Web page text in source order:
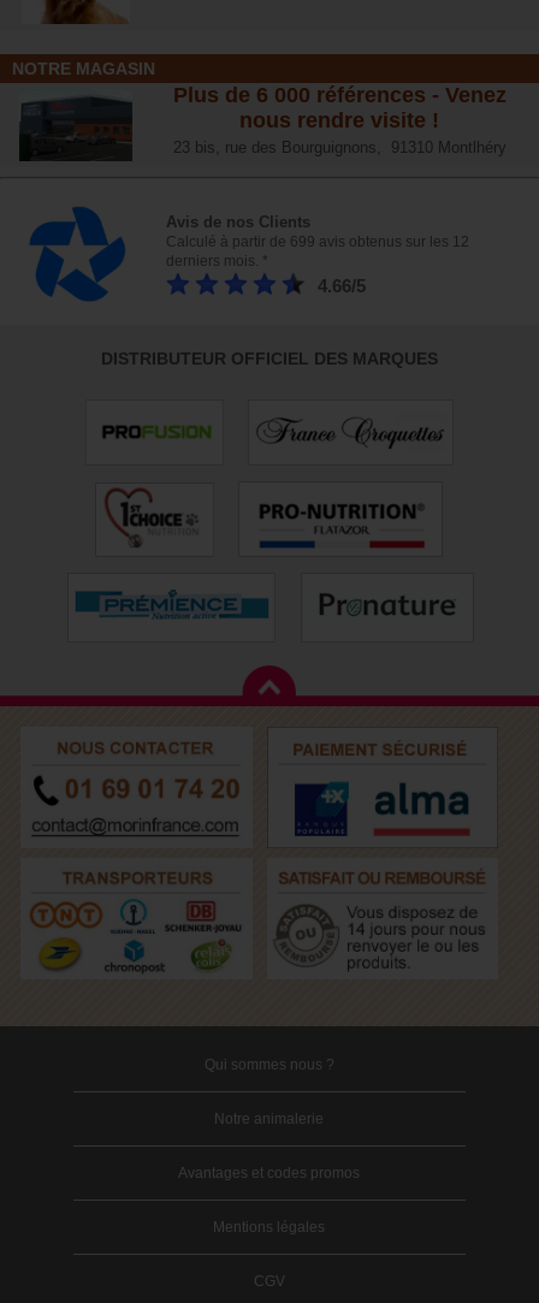
NOTRE MAGASIN
Plus de 6 000 références - Venez
nous rendre visite !
23 bis, rue des Bourguignons, 91310 Montlhéry
Avis de nos Clients
Calculé à partir de 699 avis obtenus sur les 12
derniers mois. *
4.66/5
DISTRIBUTEUR OFFICIEL DES MARQUES
Qui sommes nous ?
Notre animalerie
Avantages et codes promos
Mentions légales
CGV